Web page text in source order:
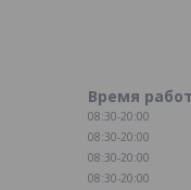
Время
08:30-20:00
08:30-20:00
08:30-20:00
08:30-20:00